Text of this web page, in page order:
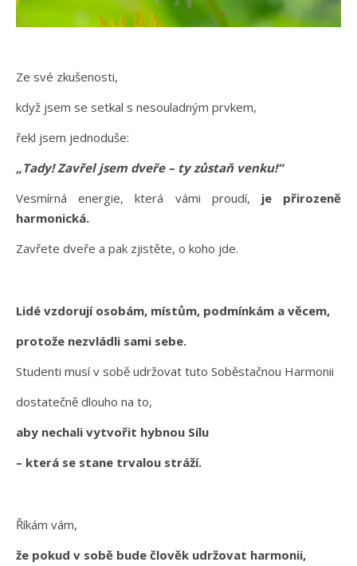
Ze své zkušenosti,
když jsem se setkal s nesouladným prvkem,
řekl jsem jednoduše:
„Tady! Zavřel jsem dveře – ty zůstaň venku!“
Vesmírná energie, která vámi proudí, je přirozeně
harmonická.
Zavřete dveře a pak zjistěte, o koho jde.
Lidé vzdorují osobám, místům, podmínkám a věcem,
protože nezvládli sami sebe.
Studenti musí v sobě udržovat tuto Soběstačnou Harmonii
dostatečně dlouho na to,
aby nechali vytvořit hybnou Sílu
– která se stane trvalou stráží.
Říkám vám,
že pokud v sobě bude člověk udržovat harmonii,